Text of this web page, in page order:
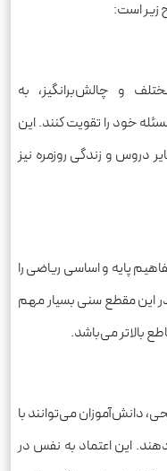
زیر است:
و چالش‌برانگیز، به
خود را تقویت کنند. این
دروس و زندگی روزمره نیز
پایه و اساسی ریاضی را
این مقطع سنی بسیار مهم
بالاتر می‌باشد.
دانش‌آموزان می‌توانند با
این اعتماد به نفس در